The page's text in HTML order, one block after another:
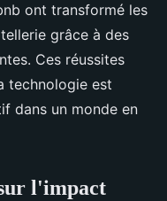
ont transformé les
grâce à des
Ces réussites
technologie est
dans un monde en
l'impact